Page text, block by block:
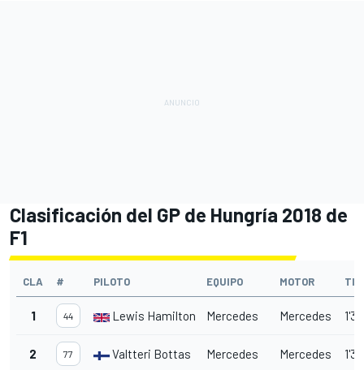
Clasificación del GP de Hungría 2018 de
F1
CLA # PILOTO EQUIPO MOTOR
1 44 Lewis Hamilton Mercedes Mercedes
2 77 Valtteri Bottas Mercedes Mercedes